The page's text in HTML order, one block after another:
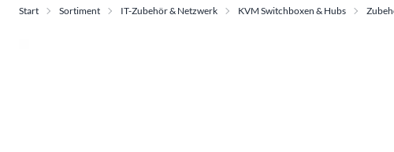
Start Sortiment IT-Zubehör & Netzwerk KVM Switchboxen & Hubs